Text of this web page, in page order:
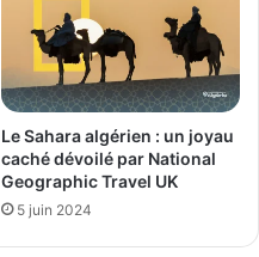
Le Sahara algérien : un joyau
caché dévoilé par National
Geographic Travel UK
5 juin 2024